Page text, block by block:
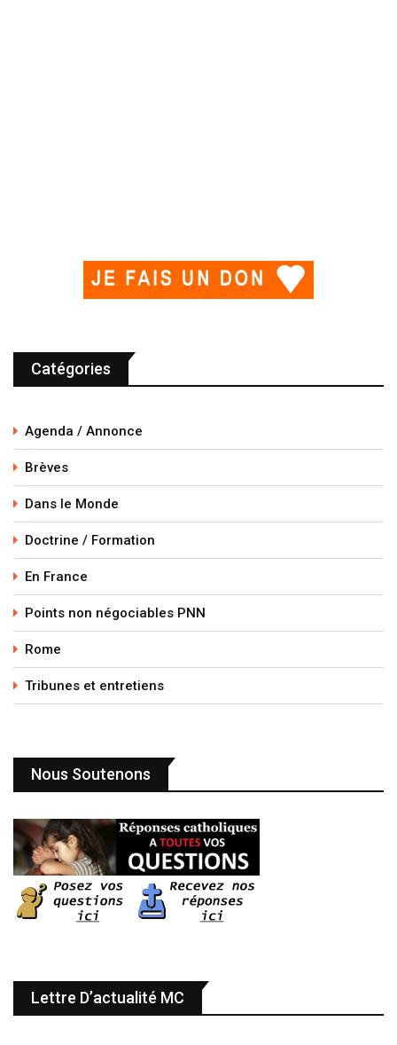
Catégories
Agenda / Annonce
Brèves
Dans le Monde
Doctrine / Formation
En France
Points non négociables PNN
Rome
Tribunes et entretiens
Nous Soutenons
Lettre D’actualité MC